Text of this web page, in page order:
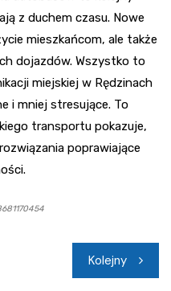
z duchem czasu. Nowe
mieszkańcom, ale także
dojazdów. Wszystko to
miejskiej w Rędzinach
i mniej stresujące. To
transportu pokazuje,
poprawiające
Kolejny